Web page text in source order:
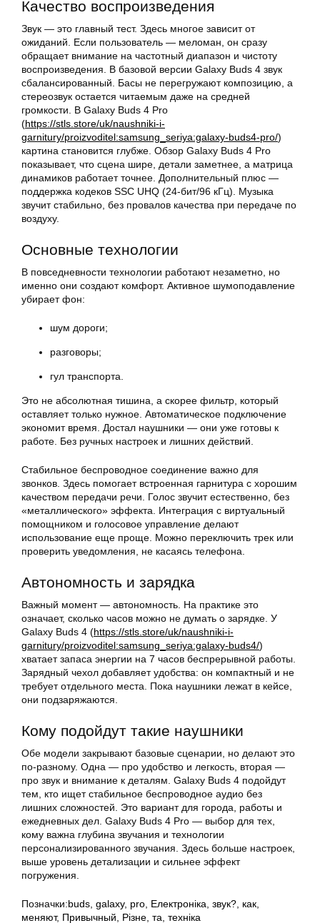
Качество воспроизведения
Звук — это главный тест. Здесь многое зависит от
ожиданий. Если пользователь — меломан, он сразу
обращает внимание на частотный диапазон и чистоту
воспроизведения. В базовой версии Galaxy Buds 4 звук
сбалансированный. Басы не перегружают композицию, а
стереозвук остается читаемым даже на средней
громкости. В Galaxy Buds 4 Pro
(https://stls.store/uk/naushniki-i-
garnitury/proizvoditel:samsung_seriya:galaxy-buds4-pro/)
картина становится глубже. Обзор Galaxy Buds 4 Pro
показывает, что сцена шире, детали заметнее, а матрица
динамиков работает точнее. Дополнительный плюс —
поддержка кодеков SSC UHQ (24-бит/96 кГц). Музыка
звучит стабильно, без провалов качества при передаче по
воздуху.
Основные технологии
В повседневности технологии работают незаметно, но
именно они создают комфорт. Активное шумоподавление
убирает фон:
шум дороги;
разговоры;
гул транспорта.
Это не абсолютная тишина, а скорее фильтр, который
оставляет только нужное. Автоматическое подключение
экономит время. Достал наушники — они уже готовы к
работе. Без ручных настроек и лишних действий.
Стабильное беспроводное соединение важно для
звонков. Здесь помогает встроенная гарнитура с хорошим
качеством передачи речи. Голос звучит естественно, без
«металлического» эффекта. Интеграция с виртуальный
помощником и голосовое управление делают
использование еще проще. Можно переключить трек или
проверить уведомления, не касаясь телефона.
Автономность и зарядка
Важный момент — автономность. На практике это
означает, сколько часов можно не думать о зарядке. У
Galaxy Buds 4 (https://stls.store/uk/naushniki-i-
garnitury/proizvoditel:samsung_seriya:galaxy-buds4/)
хватает запаса энергии на 7 часов беспрерывной работы.
Зарядный чехол добавляет удобства: он компактный и не
требует отдельного места. Пока наушники лежат в кейсе,
они подзаряжаются.
Кому подойдут такие наушники
Обе модели закрывают базовые сценарии, но делают это
по-разному. Одна — про удобство и легкость, вторая —
про звук и внимание к деталям. Galaxy Buds 4 подойдут
тем, кто ищет стабильное беспроводное аудио без
лишних сложностей. Это вариант для города, работы и
ежедневных дел. Galaxy Buds 4 Pro — выбор для тех,
кому важна глубина звучания и технологии
персонализированного звучания. Здесь больше настроек,
выше уровень детализации и сильнее эффект
погружения.
Позначки:buds galaxy, pro Електроніка звук? как
меняют, Привычный Різне та техніка